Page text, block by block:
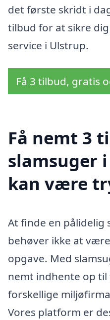
det første skridt i
tilbud for at sikre
service i Ulstrup.
Få 3 tilbud, gratis
Få nemt 3
slamsuger
kan være
At finde en pålidelig
behøver ikke at
opgave. Med
nemt indhente op
forskellige
Vores platform er